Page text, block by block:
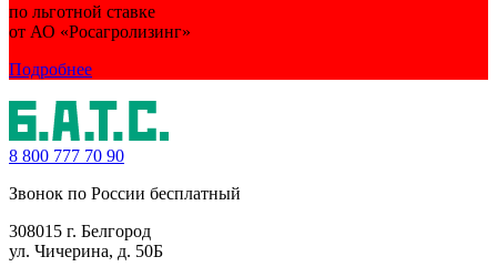
по льготной ставке
от АО «Росагролизинг»
Подробнее
8 800 777 70 90
Звонок по России бесплатный
308015 г. Белгород
ул. Чичерина, д. 50Б